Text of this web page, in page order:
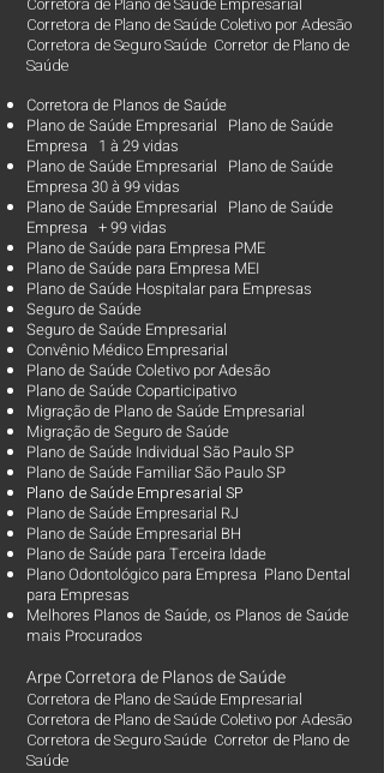
Corretora de Plano de Saúde Coletivo por Adesão
Corretora de Seguro Saúde Corretor de Plano de
Saúde
Corretora de Planos de Saúde
Plano de Saúde Empresarial Plano de Saúde
Empresa 1 à 29 vidas
Plano de Saúde Empresarial Plano de Saúde
Empresa 30 à 99 vidas ​
Plano de Saúde Empresarial Plano de Saúde
Empresa + 99 vidas
Plano de Saúde para Empresa PME
Plano de Saúde para Empresa MEI
Plano de Saúde Hospitalar para Empresas
Seguro de Saúde
Seguro de Saúde Empresarial
Convênio Médico Empresarial
Plano de Saúde Coletivo por Adesão
Plano de Saúde Coparticipativo
Migração de Plano de Saúde Empresarial
Migração de Seguro de Saúde
Plano de Saúde Individual São Paulo SP
Plano de Saúde Familiar São Paulo SP
Plano de Saúde Empresarial SP
Plano de Saúde Empresarial RJ
Plano de Saúde Empresarial BH
Plano de Saúde para Terceira Idade
Plano Odontológico para Empresa Plano Dental
para Empresas
Melhores Planos de Saúde, os Planos de Saúde
mais Procurados​
Arpe Corretora de Planos de Saúde
Corretora de Plano de Saúde Empresarial
Corretora de Plano de Saúde Coletivo por Adesão
Corretora de Seguro Saúde Corretor de Plano de
Saúde